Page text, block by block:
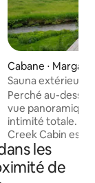
moyenne sur la
Cabane ⋅
Sauna extérieur ;
acceptés
Perché au-
vue panoramique
intimité totale. Le
Creek Cabin est
extérieur avec VUE ! → Pêche,
de randonnée +
proximité → 3 chambres, 2 lits King size,
les
de